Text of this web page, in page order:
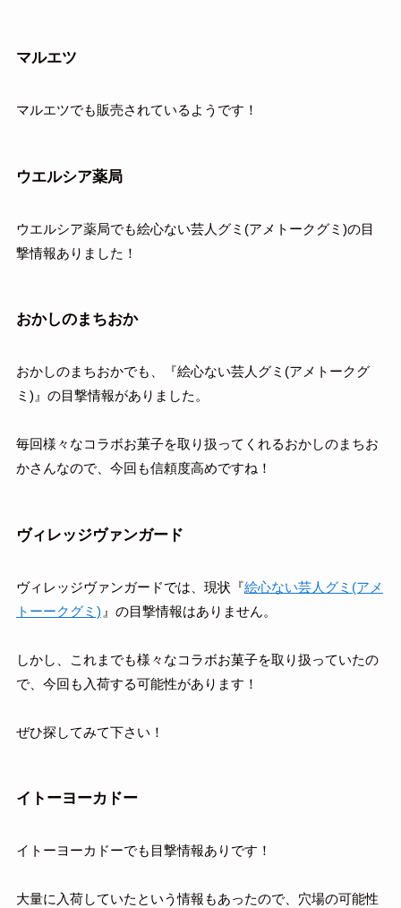
マルエツ
マルエツでも販売されているようです！
ウエルシア薬局
ウエルシア薬局でも絵心ない芸人グミ(アメトークグミ)の目
撃情報ありました！
おかしのまちおか
おかしのまちおかでも、『絵心ない芸人グミ(アメトークグ
ミ)』の目撃情報がありました。
毎回様々なコラボお菓子を取り扱ってくれるおかしのまちお
かさんなので、今回も信頼度高めですね！
ヴィレッジヴァンガード
ヴィレッジヴァンガードでは、現状『絵心ない芸人グミ(アメ
トーークグミ) 』の目撃情報はありません。
しかし、これまでも様々なコラボお菓子を取り扱っていたの
で、今回も入荷する可能性があります！
ぜひ探してみて下さい！
イトーヨーカドー
イトーヨーカドーでも目撃情報ありです！
大量に入荷していたという情報もあったので、穴場の可能性